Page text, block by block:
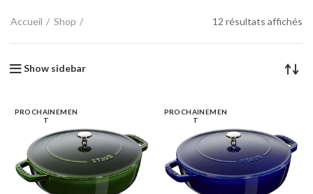
Accueil Shop 12 résultats affichés
Show sidebar
PROCHAINEMEN
T
PROCHAINEMEN
T